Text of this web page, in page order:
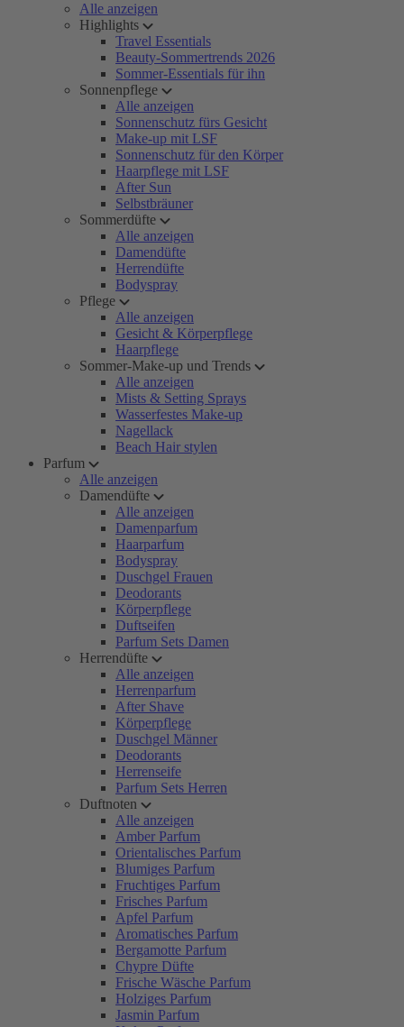
Alle anzeigen
Highlights
Travel Essentials
Beauty-Sommertrends 2026
Sommer-Essentials für ihn
Sonnenpflege
Alle anzeigen
Sonnenschutz fürs Gesicht
Make-up mit LSF
Sonnenschutz für den Körper
Haarpflege mit LSF
After Sun
Selbstbräuner
Sommerdüfte
Alle anzeigen
Damendüfte
Herrendüfte
Bodyspray
Pflege
Alle anzeigen
Gesicht & Körperpflege
Haarpflege
Sommer-Make-up und Trends
Alle anzeigen
Mists & Setting Sprays
Wasserfestes Make-up
Nagellack
Beach Hair stylen
Parfum
Alle anzeigen
Damendüfte
Alle anzeigen
Damenparfum
Haarparfum
Bodyspray
Duschgel Frauen
Deodorants
Körperpflege
Duftseifen
Parfum Sets Damen
Herrendüfte
Alle anzeigen
Herrenparfum
After Shave
Körperpflege
Duschgel Männer
Deodorants
Herrenseife
Parfum Sets Herren
Duftnoten
Alle anzeigen
Amber Parfum
Orientalisches Parfum
Blumiges Parfum
Fruchtiges Parfum
Frisches Parfum
Apfel Parfum
Aromatisches Parfum
Bergamotte Parfum
Chypre Düfte
Frische Wäsche Parfum
Holziges Parfum
Jasmin Parfum